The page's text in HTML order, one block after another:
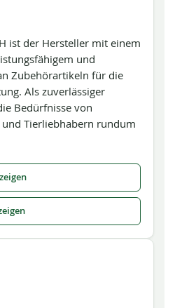
ist der Hersteller mit einem
und
Zubehörartikeln für die
Als zuverlässiger
Bedürfnisse von
Tierliebhabern rundum